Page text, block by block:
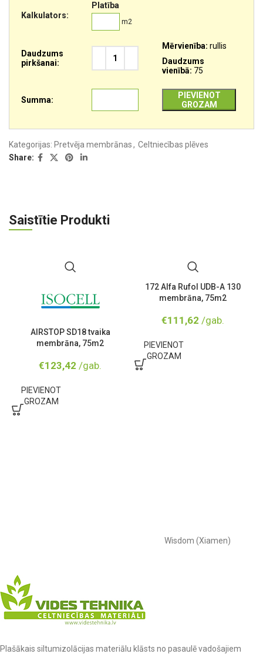
Kalkulators:
Platība
m2
Daudzums
pirkšanai:
Mērvienība: rullis
Daudzums
vienībā: 75
Summa:
PIEVIENOT
GROZAM
Kategorijas: Pretvēja membrānas, Celtniecības plēves
Share:
Saistītie Produkti
AIRSTOP SD18 tvaika
membrāna, 75m2
€123,42 /gab.
PIEVIENOT
GROZAM
172 Alfa Rufol UDB-A 130
membrāna, 75m2
€111,62 /gab.
PIEVIENOT
GROZAM
Wisdom (Xiamen)
Plašākais siltumizolācijas materiālu klāsts no pasaulē vadošajiem